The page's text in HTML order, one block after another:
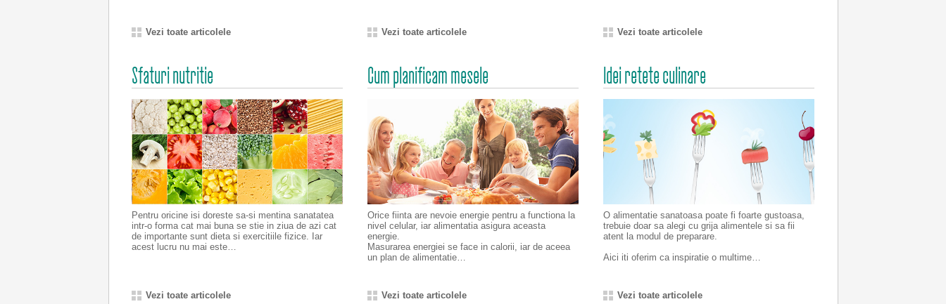
Vezi toate articolele Vezi toate articolele Vezi toate articolele
Sfaturi nutritie
Pentru oricine isi doreste sa-si mentina sanatatea
intr-o forma cat mai buna se stie in ziua de azi cat
de importante sunt dieta si exercitiile fizice. Iar
acest lucru nu mai este…
Vezi toate articolele
Cum planificam mesele
Orice fiinta are nevoie energie pentru a functiona la
nivel celular, iar alimentatia asigura aceasta
energie.
Masurarea energiei se face in calorii, iar de aceea
un plan de alimentatie…
Vezi toate articolele
Idei retete culinare
O alimentatie sanatoasa poate fi foarte gustoasa,
trebuie doar sa alegi cu grija alimentele si sa fii
atent la modul de preparare.
Aici iti oferim ca inspiratie o multime…
Vezi toate articolele